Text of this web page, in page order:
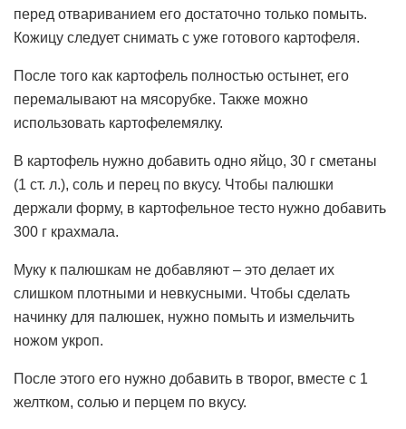
перед отвариванием его достаточно только помыть.
Кожицу следует снимать с уже готового картофеля.
После того как картофель полностью остынет, его
перемалывают на мясорубке. Также можно
использовать картофелемялку.
В картофель нужно добавить одно яйцо, 30 г сметаны
(1 ст. л.), соль и перец по вкусу. Чтобы палюшки
держали форму, в картофельное тесто нужно добавить
300 г крахмала.
Муку к палюшкам не добавляют – это делает их
слишком плотными и невкусными. Чтобы сделать
начинку для палюшек, нужно помыть и измельчить
ножом укроп.
После этого его нужно добавить в творог, вместе с 1
желтком, солью и перцем по вкусу.